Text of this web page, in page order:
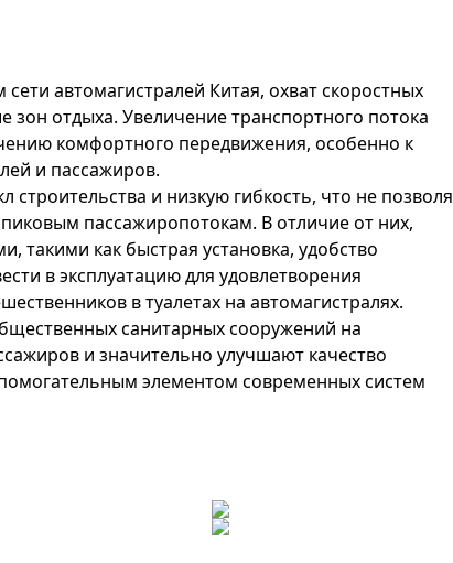
автомагистралей Китая, охват скоростных
отдыха. Увеличение транспортного потока
комфортного передвижения, особенно к
и пассажиров.
и низкую гибкость, что не
пассажиропотокам. В отличие от них,
как быстрая установка, удобство
в эксплуатацию для удовлетворения
в туалетах на автомагистралях.
санитарных сооружений на
и значительно улучшают качество
элементом современных систем